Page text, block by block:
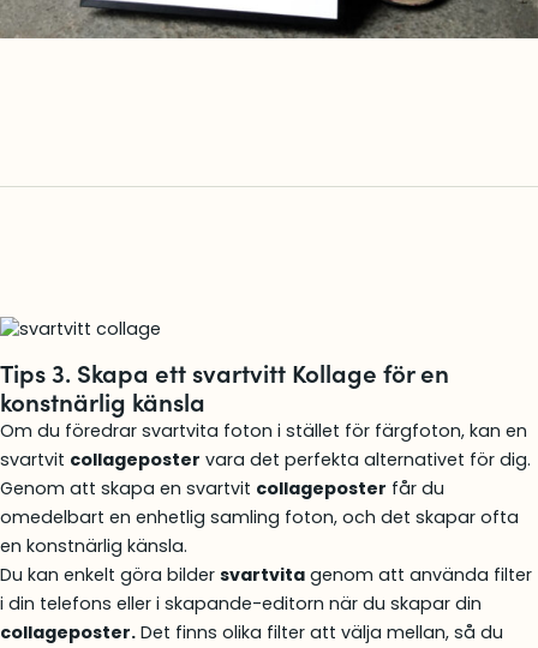
Tips 3. Skapa ett svartvitt Kollage för en
konstnärlig känsla
Om du föredrar svartvita foton i stället för färgfoton, kan en
svartvit collageposter vara det perfekta alternativet för dig.
Genom att skapa en svartvit collageposter får du
omedelbart en enhetlig samling foton, och det skapar ofta
en konstnärlig känsla.
Du kan enkelt göra bilder svartvita genom att använda filter
i din telefons eller i skapande-editorn när du skapar din
collageposter. Det finns olika filter att välja mellan, så du